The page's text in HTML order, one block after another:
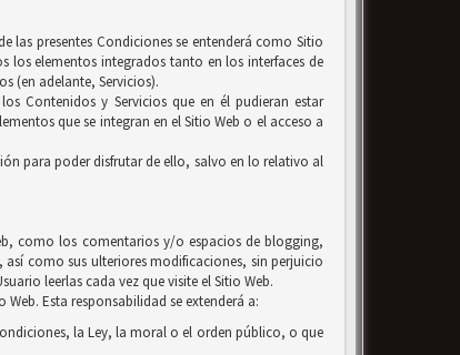
las presentes Condiciones se entenderá como Sitio
elementos integrados tanto en los interfaces de
(en adelante, Servicios).
Contenidos y Servicios que en él pudieran estar
que se integran en el Sitio Web o el acceso a
para poder disfrutar de ello, salvo en lo relativo al
como los comentarios y/o espacios de blogging,
como sus ulteriores modificaciones, sin perjuicio
leerlas cada vez que visite el Sitio Web.
Esta responsabilidad se extenderá a:
la Ley, la moral o el orden público, o que